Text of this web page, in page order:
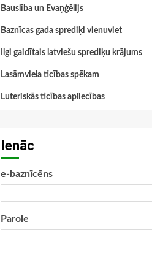
Bauslība un Evaņģēlijs
Baznīcas gada sprediķi vienuviet
Ilgi gaidītais latviešu sprediķu krājums
Lasāmviela ticības spēkam
Luteriskās ticības apliecības
Ienāc
e-baznīcēns
Parole